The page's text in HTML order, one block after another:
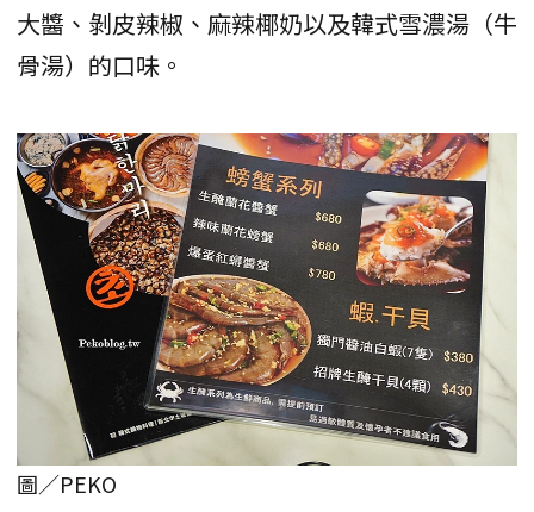
大醬、剝皮辣椒、麻辣椰奶以及韓式雪濃湯（牛
骨湯）的口味。
圖／PEKO